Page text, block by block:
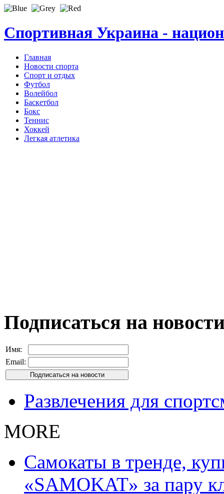
Спортивная Украина -
Главная
Новости спорта
Спорт и отдых
Футбол
Волейбол
Баскетбол
Бокс
Теннис
Хоккей
Легкая атлетика
Подписаться на
Имя:
Email:
Развлечения для
MORE
Самокаты в тренде,
«SAMOKAT» за пару